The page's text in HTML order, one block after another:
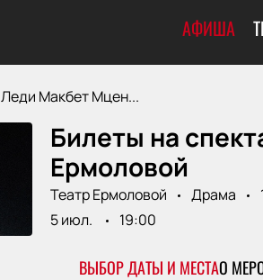
АФИША
Леди Макбет Мцен...
Билеты на
Ермоловой
Театр Ермоловой Драма
5 июл.
19:00
ВЫБОР ДАТЫ И МЕСТАО